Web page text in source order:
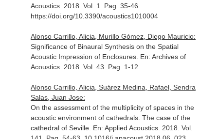
Acoustics. 2018. Vol. 1. Pag. 35-46.
https://doi.org/10.3390/acoustics1010004
Alonso Carrillo, Alicia, Murillo Gómez, Diego Mauricio:
Significance of Binaural Synthesis on the Spatial
Acoustic Impression of Enclosures. En: Archives of
Acoustics. 2018. Vol. 43. Pag. 1-12
Alonso Carrillo, Alicia, Suárez Medina, Rafael, Sendra
Salas, Juan Jose:
On the assessment of the multiplicity of spaces in the
acoustic environment of cathedrals: The case of the
cathedral of Seville. En: Applied Acoustics. 2018. Vol.